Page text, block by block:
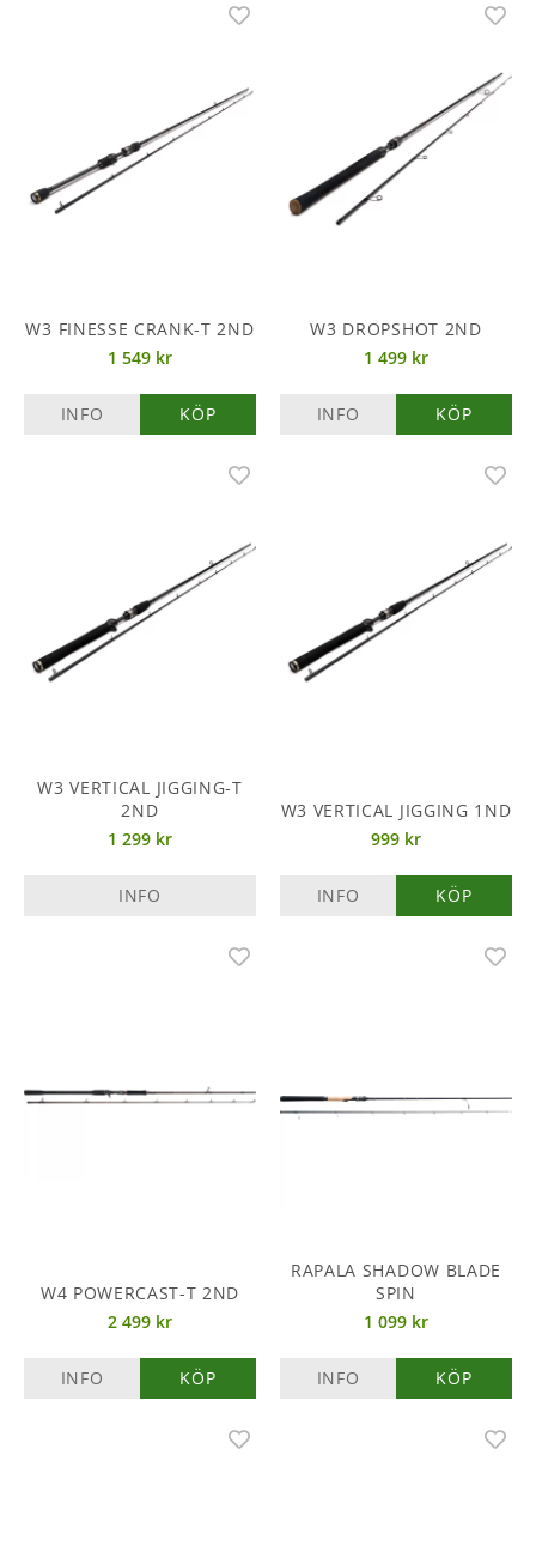
W3 FINESSE CRANK-T 2ND
1 549 kr
INFO KÖP
W3 DROPSHOT 2ND
1 499 kr
INFO KÖP
W3 VERTICAL JIGGING-T
2ND
1 299 kr
INFO
W3 VERTICAL JIGGING 1ND
999 kr
INFO KÖP
W4 POWERCAST-T 2ND
2 499 kr
INFO KÖP
RAPALA SHADOW BLADE
SPIN
1 099 kr
INFO KÖP